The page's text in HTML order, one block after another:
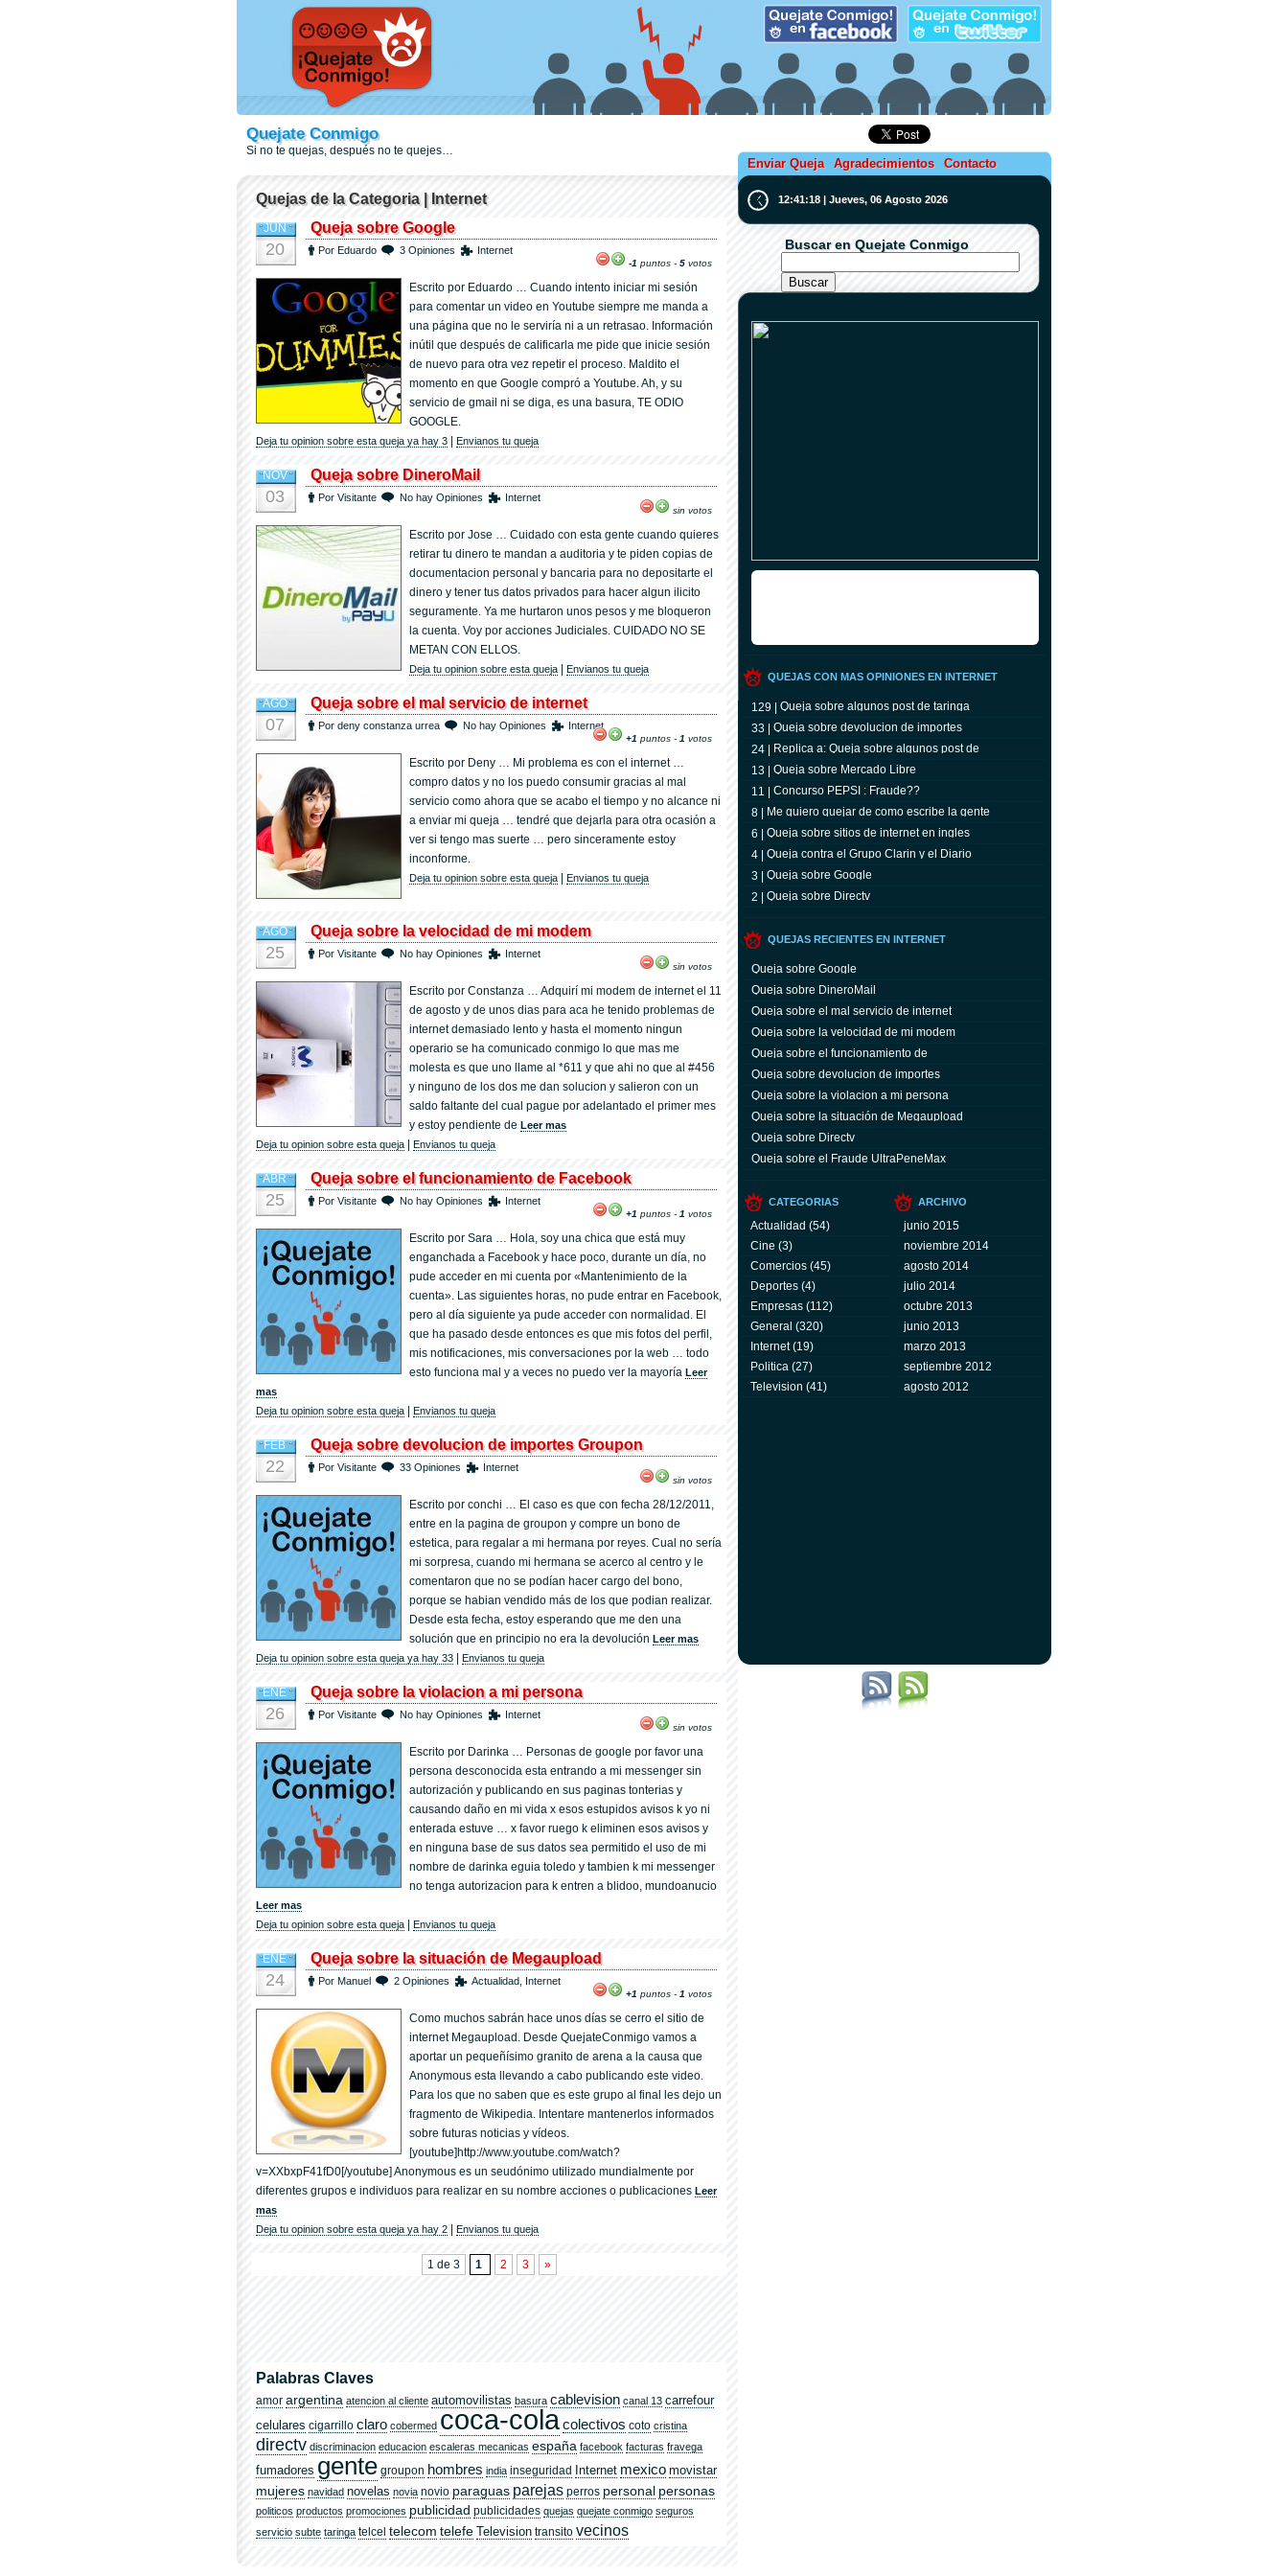
Quejate Conmigo
Si no te quejas, después no te quejes…
Enviar Queja Agradecimientos Contacto
Quejas de la Categoria | Internet
JUN
20
Queja sobre Google
Por Eduardo 3 Opiniones Internet
-1 puntos - 5 votos
Escrito por Eduardo … Cuando intento iniciar mi sesión
para comentar un video en Youtube siempre me manda a
una página que no le serviría ni a un retrasao. Información
inútil que después de calificarla me pide que inicie sesión
de nuevo para otra vez repetir el proceso. Maldito el
momento en que Google compró a Youtube. Ah, y su
servicio de gmail ni se diga, es una basura, TE ODIO
GOOGLE.
Deja tu opinion sobre esta queja ya hay 3 Envianos tu queja
NOV
03
Queja sobre DineroMail
Por Visitante No hay Opiniones Internet
sin votos
Escrito por Jose … Cuidado con esta gente cuando quieres
retirar tu dinero te mandan a auditoria y te piden copias de
documentacion personal y bancaria para no depositarte el
dinero y tener tus datos privados para hacer algun ilicito
seguramente. Ya me hurtaron unos pesos y me bloqueron
la cuenta. Voy por acciones Judiciales. CUIDADO NO SE
METAN CON ELLOS.
Deja tu opinion sobre esta queja Envianos tu queja
AGO
07
Queja sobre el mal servicio de internet
Por deny constanza urrea No hay Opiniones Internet
+1 puntos - 1 votos
Escrito por Deny … Mi problema es con el internet …
compro datos y no los puedo consumir gracias al mal
servicio como ahora que se acabo el tiempo y no alcance ni
a enviar mi queja … tendré que dejarla para otra ocasión a
ver si tengo mas suerte … pero sinceramente estoy
inconforme.
Deja tu opinion sobre esta queja Envianos tu queja
AGO
25
Queja sobre la velocidad de mi modem
Por Visitante No hay Opiniones Internet
sin votos
Escrito por Constanza … Adquirí mi modem de internet el 11
de agosto y de unos dias para aca he tenido problemas de
internet demasiado lento y hasta el momento ningun
operario se ha comunicado conmigo lo que mas me
molesta es que uno llame al *611 y que ahi no que al #456
y ninguno de los dos me dan solucion y salieron con un
saldo faltante del cual pague por adelantado el primer mes
y estoy pendiente de Leer mas
Deja tu opinion sobre esta queja
Envianos tu queja
ABR
25
Queja sobre el funcionamiento de Facebook
Por Visitante No hay Opiniones Internet
+1 puntos - 1 votos
Escrito por Sara … Hola, soy una chica que está muy
enganchada a Facebook y hace poco, durante un día, no
pude acceder en mi cuenta por «Mantenimiento de la
cuenta». Las siguientes horas, no pude entrar en Facebook,
pero al día siguiente ya pude acceder con normalidad. El
que ha pasado desde entonces es que mis fotos del perfil,
mis notificaciones, mis conversaciones por la web … todo
esto funciona mal y a veces no puedo ver la mayoría Leer
mas
Deja tu opinion sobre esta queja
Envianos tu queja
FEB
22
Queja sobre devolucion de importes Groupon
Por Visitante 33 Opiniones Internet
sin votos
Escrito por conchi … El caso es que con fecha 28/12/2011,
entre en la pagina de groupon y compre un bono de
estetica, para regalar a mi hermana por reyes. Cual no sería
mi sorpresa, cuando mi hermana se acerco al centro y le
comentaron que no se podían hacer cargo del bono,
porque se habian vendido más de los que podian realizar.
Desde esta fecha, estoy esperando que me den una
solución que en principio no era la devolución Leer mas
Deja tu opinion sobre esta queja ya hay 33
Envianos tu queja
ENE
26
Queja sobre la violacion a mi persona
Por Visitante No hay Opiniones Internet
sin votos
Escrito por Darinka … Personas de google por favor una
persona desconocida esta entrando a mi messenger sin
autorización y publicando en sus paginas tonterias y
causando daño en mi vida x esos estupidos avisos k yo ni
enterada estuve … x favor ruego k eliminen esos avisos y
en ninguna base de sus datos sea permitido el uso de mi
nombre de darinka eguia toledo y tambien k mi messenger
no tenga autorizacion para k entren a blidoo, mundoanucio
Leer mas
Deja tu opinion sobre esta queja
Envianos tu queja
ENE
24
Queja sobre la situación de Megaupload
Por Manuel 2 Opiniones Actualidad Internet
+1 puntos - 1 votos
Como muchos sabrán hace unos días se cerro el sitio de
internet Megaupload. Desde QuejateConmigo vamos a
aportar un pequeñísimo granito de arena a la causa que
Anonymous esta llevando a cabo publicando este video.
Para los que no saben que es este grupo al final les dejo un
fragmento de Wikipedia. Intentare mantenerlos informados
sobre futuras noticias y vídeos.
[youtube]http://www.youtube.com/watch?
v=XXbxpF41fD0[/youtube] Anonymous es un seudónimo utilizado mundialmente por
diferentes grupos e individuos para realizar en su nombre acciones o publicaciones Leer
mas
Deja tu opinion sobre esta queja ya hay 2
Envianos tu queja
1 de 3 1 2 3 »
Palabras Claves
amor argentina atencion al cliente automovilistas basura cablevision canal 13 carrefour
celulares cigarrillo claro cobermed coca-colacolectivos coto cristina
directv discriminacion educacion escaleras mecanicas españa facebook facturas fravega
fumadores gente groupon hombres india inseguridad Internet mexico movistar
mujeres navidad novelas novia novio paraguas parejas perros personal personas
politicos productos promociones publicidad publicidades quejas quejate conmigo seguros
servicio subte taringa telcel telecom telefe Television transito vecinos
12:41:19 | Jueves, 06 Agosto 2026
Buscar en Quejate Conmigo
QUEJAS CON MAS OPINIONES EN INTERNET
129 | Queja sobre algunos post de taringa
33 | Queja sobre devolucion de importes
Groupon
24 |
Replica a: Queja sobre algunos post de
taringa
13 | Queja sobre Mercado Libre
11 | Concurso PEPSI : Fraude??
8 |
Me quiero quejar de como escribe la gente
en internet
6 | Queja sobre sitios de internet en ingles
4 | Queja contra el Grupo Clarin y el Diario
Ole
3 | Queja sobre Google
2 | Queja sobre Directv
QUEJAS RECIENTES EN INTERNET
Queja sobre Google
Queja sobre DineroMail
Queja sobre el mal servicio de internet
Queja sobre la velocidad de mi modem
Queja sobre el funcionamiento de
Facebook
Queja sobre devolucion de importes
Groupon
Queja sobre la violacion a mi persona
Queja sobre la situación de Megaupload
Queja sobre Directv
Queja sobre el Fraude UltraPeneMax
CATEGORIAS ARCHIVO
Actualidad (54)
Cine (3)
Comercios (45)
Deportes (4)
Empresas (112)
General (320)
Internet(19)
Politica (27)
Television (41)
junio 2015
noviembre 2014
agosto 2014
julio 2014
octubre 2013
junio 2013
marzo 2013
septiembre 2012
agosto 2012